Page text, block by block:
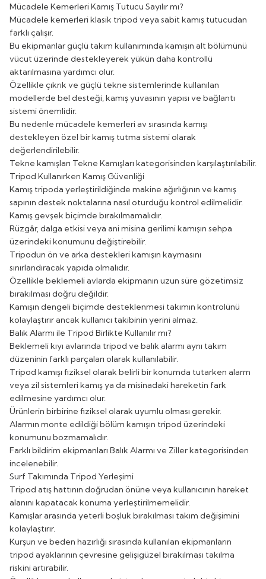
Mücadele Kemerleri Kamış Tutucu Sayılır mı?
Mücadele kemerleri klasik tripod veya sabit kamış tutucudan
farklı çalışır.
Bu ekipmanlar güçlü takım kullanımında kamışın alt bölümünü
vücut üzerinde destekleyerek yükün daha kontrollü
aktarılmasına yardımcı olur.
Özellikle çıkrık ve güçlü tekne sistemlerinde kullanılan
modellerde bel desteği, kamış yuvasının yapısı ve bağlantı
sistemi önemlidir.
Bu nedenle mücadele kemerleri av sırasında kamışı
destekleyen özel bir kamış tutma sistemi olarak
değerlendirilebilir.
Tekne kamışları Tekne Kamışları kategorisinden karşılaştırılabilir.
Tripod Kullanırken Kamış Güvenliği
Kamış tripoda yerleştirildiğinde makine ağırlığının ve kamış
sapının destek noktalarına nasıl oturduğu kontrol edilmelidir.
Kamış gevşek biçimde bırakılmamalıdır.
Rüzgâr, dalga etkisi veya ani misina gerilimi kamışın sehpa
üzerindeki konumunu değiştirebilir.
Tripodun ön ve arka destekleri kamışın kaymasını
sınırlandıracak yapıda olmalıdır.
Özellikle beklemeli avlarda ekipmanın uzun süre gözetimsiz
bırakılması doğru değildir.
Kamışın dengeli biçimde desteklenmesi takımın kontrolünü
kolaylaştırır ancak kullanıcı takibinin yerini almaz.
Balık Alarmı ile Tripod Birlikte Kullanılır mı?
Beklemeli kıyı avlarında tripod ve balık alarmı aynı takım
düzeninin farklı parçaları olarak kullanılabilir.
Tripod kamışı fiziksel olarak belirli bir konumda tutarken alarm
veya zil sistemleri kamış ya da misinadaki hareketin fark
edilmesine yardımcı olur.
Ürünlerin birbirine fiziksel olarak uyumlu olması gerekir.
Alarmın monte edildiği bölüm kamışın tripod üzerindeki
konumunu bozmamalıdır.
Farklı bildirim ekipmanları Balık Alarmı ve Zillerkategorisinden
incelenebilir.
Surf Takımında Tripod Yerleşimi
Tripod atış hattının doğrudan önüne veya kullanıcının hareket
alanını kapatacak konuma yerleştirilmemelidir.
Kamışlar arasında yeterli boşluk bırakılması takım değişimini
kolaylaştırır.
Kurşun ve beden hazırlığı sırasında kullanılan ekipmanların
tripod ayaklarının çevresine gelişigüzel bırakılması takılma
riskini artırabilir.